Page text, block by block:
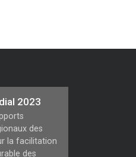
2023
des
la facilitation
des